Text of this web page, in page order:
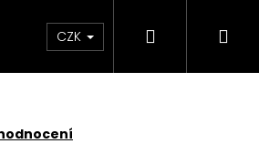
Kontakt Velkoobchod
CZK Hledat